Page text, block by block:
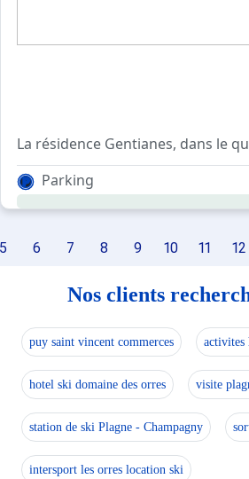
La résidence Gentianes, dans le
Parking
6 7 8 9 10 11 12
Nos clients
puy saint vincent commerces activites
hotel ski domaine des orres visite
station de ski Plagne - Champagny
intersport les orres location ski